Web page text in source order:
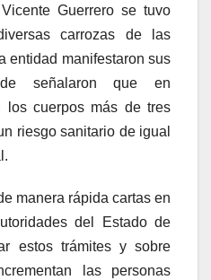
Guerrero se tuvo
carrozas de las
entidad manifestaron sus
señalaron que en
los cuerpos más de tres
riesgo sanitario de igual
manera rápida cartas en
del Estado de
estos trámites y sobre
las personas